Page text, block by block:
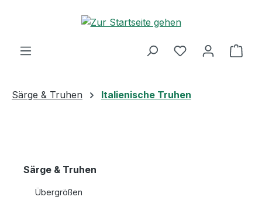
Zum Hauptinhalt springen
Särge & Truhen Italienische Truhen
Särge & Truhen
Übergrößen